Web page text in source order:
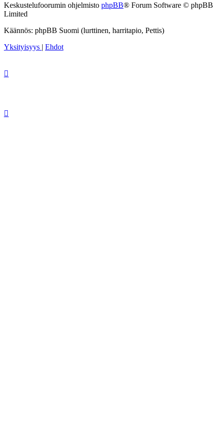
Keskustelufoorumin ohjelmisto phpBB® Forum Software © phpBB
Limited
Käännös: phpBB Suomi (lurttinen, harritapio, Pettis)
Yksityisyys
Ehdot